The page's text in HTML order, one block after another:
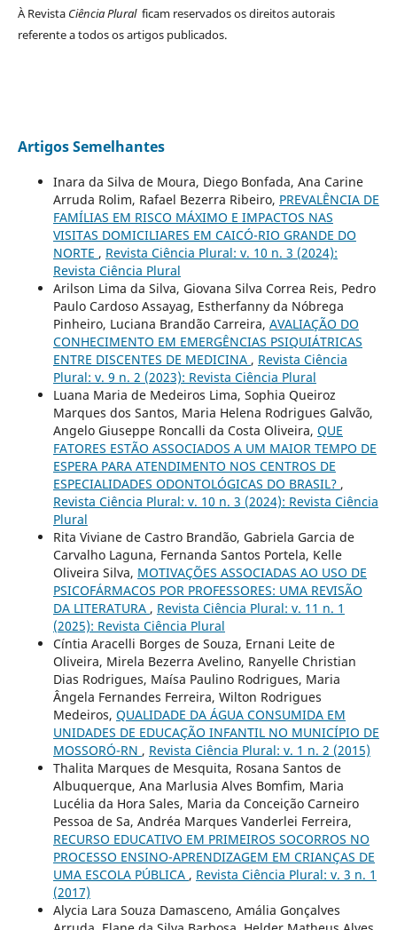
À Revista Ciência Plural ficam reservados os direitos autorais
referente a todos os artigos publicados.
Artigos Semelhantes
Inara da Silva de Moura, Diego Bonfada, Ana Carine
Arruda Rolim, Rafael Bezerra Ribeiro, PREVALÊNCIA DE
FAMÍLIAS EM RISCO MÁXIMO E IMPACTOS NAS
VISITAS DOMICILIARES EM CAICÓ-RIO GRANDE DO
NORTE , Revista Ciência Plural: v. 10 n. 3 (2024):
Revista Ciência Plural
Arilson Lima da Silva, Giovana Silva Correa Reis, Pedro
Paulo Cardoso Assayag, Estherfanny da Nóbrega
Pinheiro, Luciana Brandão Carreira, AVALIAÇÃO DO
CONHECIMENTO EM EMERGÊNCIAS PSIQUIÁTRICAS
ENTRE DISCENTES DE MEDICINA , Revista Ciência
Plural: v. 9 n. 2 (2023): Revista Ciência Plural
Luana Maria de Medeiros Lima, Sophia Queiroz
Marques dos Santos, Maria Helena Rodrigues Galvão,
Angelo Giuseppe Roncalli da Costa Oliveira, QUE
FATORES ESTÃO ASSOCIADOS A UM MAIOR TEMPO DE
ESPERA PARA ATENDIMENTO NOS CENTROS DE
ESPECIALIDADES ODONTOLÓGICAS DO BRASIL? ,
Revista Ciência Plural: v. 10 n. 3 (2024): Revista Ciência
Plural
Rita Viviane de Castro Brandão, Gabriela Garcia de
Carvalho Laguna, Fernanda Santos Portela, Kelle
Oliveira Silva, MOTIVAÇÕES ASSOCIADAS AO USO DE
PSICOFÁRMACOS POR PROFESSORES: UMA REVISÃO
DA LITERATURA , Revista Ciência Plural: v. 11 n. 1
(2025): Revista Ciência Plural
Cíntia Aracelli Borges de Souza, Ernani Leite de
Oliveira, Mirela Bezerra Avelino, Ranyelle Christian
Dias Rodrigues, Maísa Paulino Rodrigues, Maria
Ângela Fernandes Ferreira, Wilton Rodrigues
Medeiros, QUALIDADE DA ÁGUA CONSUMIDA EM
UNIDADES DE EDUCAÇÃO INFANTIL NO MUNICÍPIO DE
MOSSORÓ-RN , Revista Ciência Plural: v. 1 n. 2 (2015)
Thalita Marques de Mesquita, Rosana Santos de
Albuquerque, Ana Marlusia Alves Bomfim, Maria
Lucélia da Hora Sales, Maria da Conceição Carneiro
Pessoa de Sa, Andréa Marques Vanderlei Ferreira,
RECURSO EDUCATIVO EM PRIMEIROS SOCORROS NO
PROCESSO ENSINO-APRENDIZAGEM EM CRIANÇAS DE
UMA ESCOLA PÚBLICA , Revista Ciência Plural: v. 3 n. 1
(2017)
Alycia Lara Souza Damasceno, Amália Gonçalves